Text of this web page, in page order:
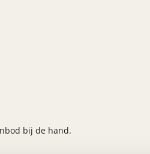
bij de hand.